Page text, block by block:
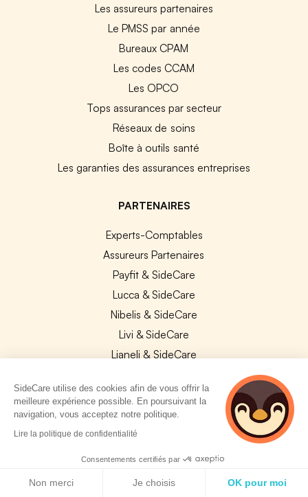
Les assureurs partenaires
Le PMSS par année
Bureaux CPAM
Les codes CCAM
Les OPCO
Tops assurances par secteur
Réseaux de soins
Boîte à outils santé
Les garanties des assurances entreprises
PARTENAIRES
Experts-Comptables
Assureurs Partenaires
Payfit & SideCare
Lucca & SideCare
Nibelis & SideCare
Livi & SideCare
Lianeli & SideCare
API & INTEGRATIONS
API SideCare
Les SIRH / Systèmes de paie connectés
A PROPOS
SideCare utilise des cookies afin de vous offrir la
meilleure expérience possible. En poursuivant la
navigation, vous acceptez notre politique.
Lire la politique de confidentialité
Consentements certifiés par
Non merci Je choisis OK pour moi
2 personnes
consultent
actuellement cette